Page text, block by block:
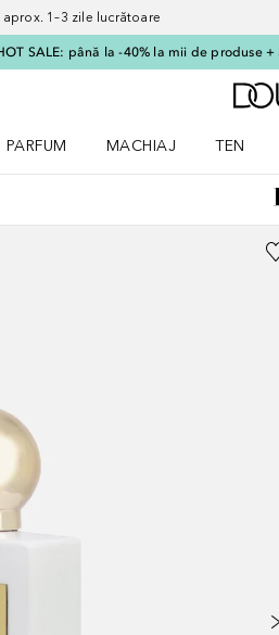
1–3 zile lucrătoare
SALE: până la -40% la mii de produse +
PARFUM
MACHIAJ
TEN